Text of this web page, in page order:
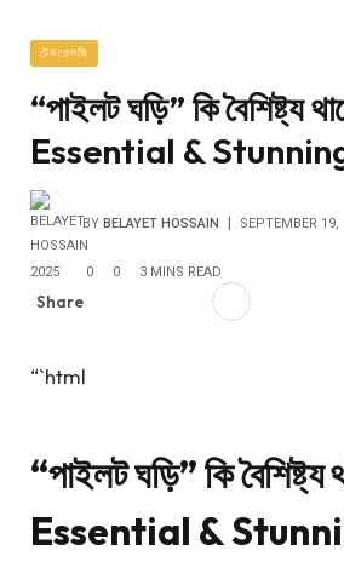
টেকনোলজি
“পাইলট ঘড়ি” কি বৈশিষ্ট্য
Essential &
BY BELAYET HOSSAIN SEPTEMBER 19,
2025 0 0 3 MINS READ
Share
“`html
“পাইলট ঘড়ি” কি বৈশিষ্ট্য
Essential &